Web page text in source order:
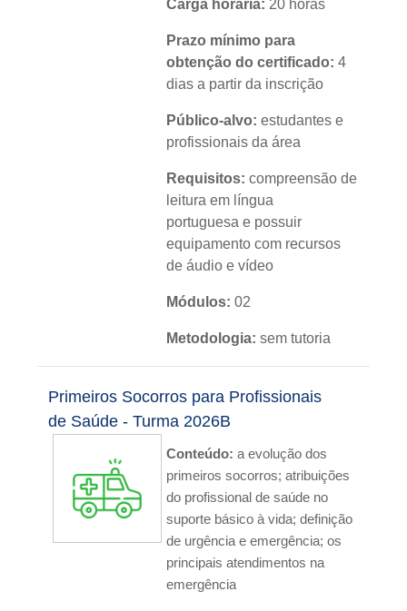
Carga horária: 20 horas
Prazo mínimo para
obtenção do certificado: 4
dias a partir da inscrição
Público-alvo: estudantes e
profissionais da área
Requisitos: compreensão de
leitura em língua
portuguesa e possuir
equipamento com recursos
de áudio e vídeo
Módulos: 02
Metodologia: sem tutoria
Nível:
Idioma: português
Primeiros Socorros para Profissionais
de Saúde - Turma 2026B
Conteúdo: a evolução dos
primeiros socorros; atribuições
do profissional de saúde no
suporte básico à vida; definição
de urgência e emergência; os
principais atendimentos na
emergência